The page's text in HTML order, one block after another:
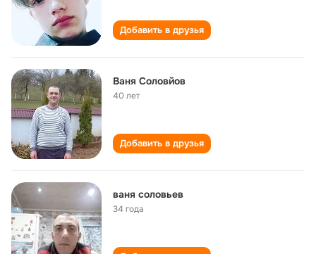
Добавить в друзья
Ваня Соловйов
40 лет
Добавить в друзья
ваня соловьев
34 года